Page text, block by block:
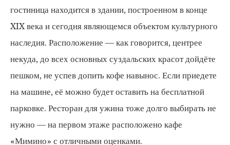
гостиница находится в здании, построенном в конце
XIX века и сегодня являющемся объектом культурного
наследия. Расположение — как говорится, центрее
некуда, до всех основных суздальских красот дойдёте
пешком, не успев допить кофе навынос. Если приедете
на машине, её можно будет оставить на бесплатной
парковке. Ресторан для ужина тоже долго выбирать не
нужно — на первом этаже расположено кафе
«Мимино» с отличными оценками.